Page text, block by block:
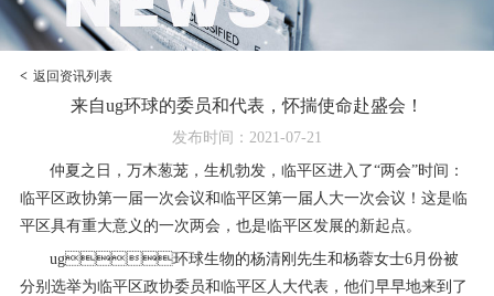
< 返回资讯列表
来自ug环球的委员和代表，怀揣使命赴盛会！
发布时间：2021-07-21
仲夏之日，万木葱茏，生机勃发，临平区进入了“两会”时间：
临平区政协第一届一次会议和临平区第一届人大一次会议！这是临
平区具有重大意义的一次两会，也是临平区发展的新起点。
ug环球生物的杨清刚先生和杨蓉女士6月份被
分别选举为临平区政协委员和临平区人大代表，他们早早地来到了